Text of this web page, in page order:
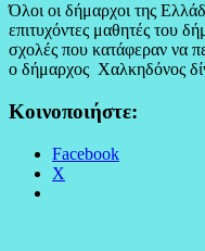
Όλοι οι δήμαρχοι της
επιτυχόντες μαθητές του
σχολές που κατάφεραν να
ο δήμαρχος Χαλκηδόνος
Κοινοποιήστε:
Facebook
X